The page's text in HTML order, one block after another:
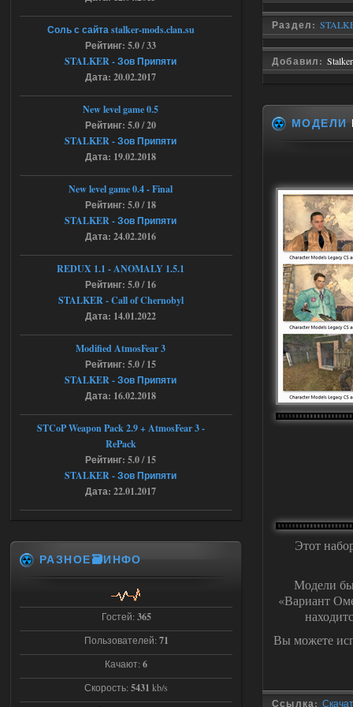
Раздел:
Добавил:
МОДЕЛИ
Этот
Модели
«Вариант
Вы можете
Ссылка:
Ответить ➤
04.08.2026
Объединенный Пак 2 + OGSR +
STCoP WP 3.4
andreyforest1993
там есть опция расшириные
анимации нпс, я поставил
галочку но толку ноль, ни каких
анимаций нет, может это что-то другое,
кнопок по поводу анимаций
Последний рассвет - Эпизод 1
22:29
Stalker-Mods-Clan-su
Доступно только для пользователей
Объединенный Пак 2 + OGSR +
STCoP WP 3.4
Доступно только для пользователей
Ответить ➤
03.08.2026
Объединенный Пак 2 + OGSR +
andreyforest1993
использования предметов как в
трелере?
Ответить ➤
03.08.2026
ANOMALY ※ MEDIUM 7.0
Stalker-Mods-Clan-su
Соль с сайта stalker-mods.clan.su
Рейтинг: 5.0 / 33
STALKER - Зов Припяти
Дата: 20.02.2017
New level game 0.5
Рейтинг: 5.0 / 20
STALKER - Зов Припяти
Дата: 19.02.2018
New level game 0.4 - Final
Рейтинг: 5.0 / 18
STALKER - Зов Припяти
Дата: 24.02.2016
REDUX 1.1​​​​​​​ - ANOMALY 1.5.1
Рейтинг: 5.0 / 16
STALKER - Call of Chernobyl
Дата: 14.01.2022
Modified AtmosFear 3
Рейтинг: 5.0 / 15
STALKER - Зов Припяти
Дата: 16.02.2018
STCoP Weapon Pack 2.9 + AtmosFear 3 -
RePack
Рейтинг: 5.0 / 15
STALKER - Зов Припяти
Дата: 22.01.2017
РАЗНОЕ🗃️ИНФО
Гостей: 365
Пользователей: 71
Качают: 6
Скорость: 5431 kb/s